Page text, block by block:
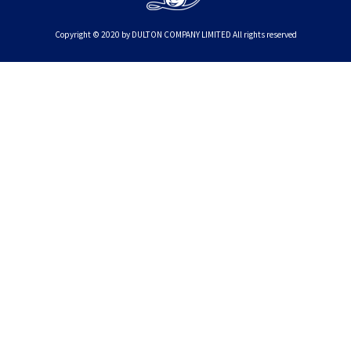
Copyright © 2020 by DULTON COMPANY LIMITED All rights reserved